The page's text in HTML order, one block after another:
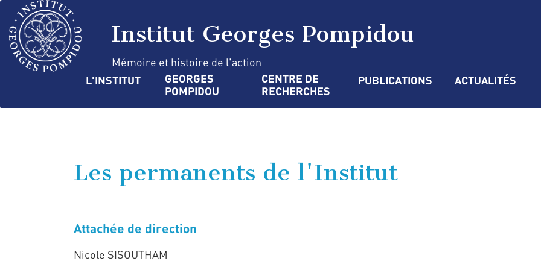
Aller
au
contenu
principal
Institut Georges Pompidou
Mémoire et histoire de l'action
Navigation
L'INSTITUT
GEORGES
POMPIDOU
CENTRE DE
RECHERCHES
PUBLICATIONS ACTUALITÉS
Les permanents de l'Institut
Attachée de direction
Nicole SISOUTHAM
Panneau de gestion des cookies